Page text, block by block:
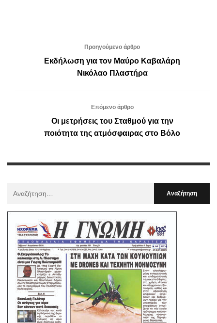
Προηγούμενο άρθρο
Εκδήλωση για τον Μαύρο Καβαλάρη
Νικόλαο Πλαστήρα
Επόμενο άρθρο
Οι μετρήσεις του Σταθμού για την
ποιότητα της ατμόσφαιρας στο Βόλο
: